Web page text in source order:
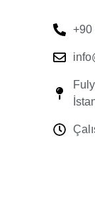
+90